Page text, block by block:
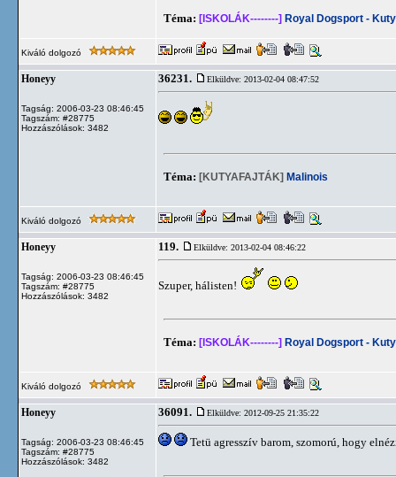
Téma: [ISKOLÁK--------] Royal Dogsport -
Kiváló dolgozó
Honeyy
Tagság: 2006-03-23 08:46:45
Tagszám: #28775
Hozzászólások: 3482
36231. Elküldve: 2013-02-04 08:47:52
Téma: [KUTYAFAJTÁK] Malinois
Kiváló dolgozó
Honeyy
Tagság: 2006-03-23 08:46:45
Tagszám: #28775
Hozzászólások: 3482
119. Elküldve: 2013-02-04 08:46:22
Szuper, hálisten!
Téma: [ISKOLÁK--------] Royal Dogsport -
Kiváló dolgozó
Honeyy
Tagság: 2006-03-23 08:46:45
Tagszám: #28775
Hozzászólások: 3482
36091. Elküldve: 2012-09-25 21:35:22
Tetü agresszív barom, szomorú, hogy